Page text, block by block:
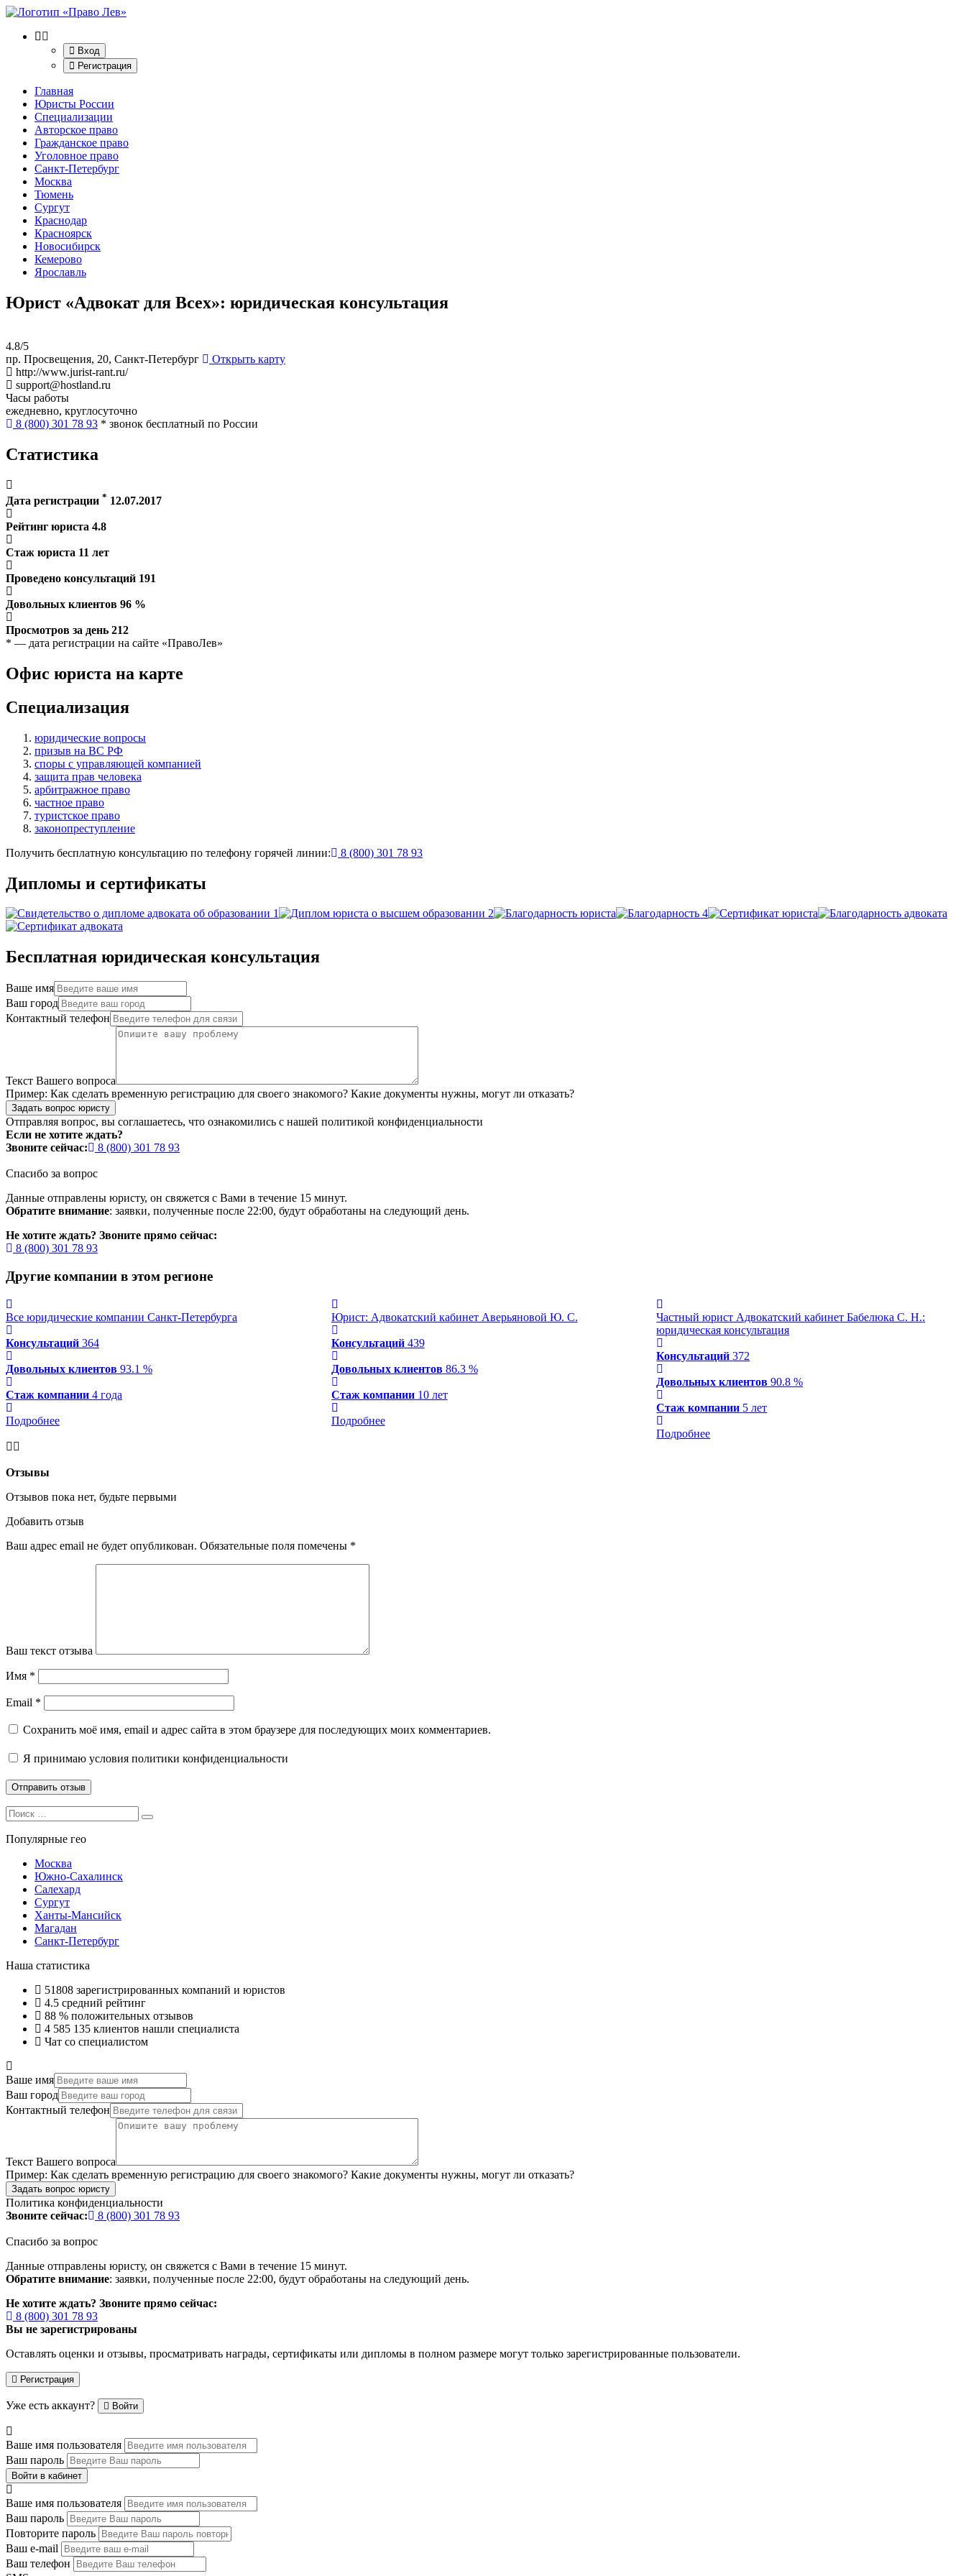
Вход
Регистрация
Главная
Юристы России
Специализации
Авторское право
Гражданское право
Уголовное право
Санкт-Петербург
Москва
Тюмень
Сургут
Краснодар
Красноярск
Новосибирск
Кемерово
Ярославль
Юрист «Адвокат для Всех»: юридическая консультация
4.8/5
пр. Просвещения, 20, Санкт-Петербург
Открыть карту
http://www.jurist-rant.ru/
support@hostland.ru
Часы работы
ежедневно, круглосуточно
8 (800) 301 78 93 * звонок бесплатный по России
Статистика
Дата регистрации * 12.07.2017
Рейтинг юриста 4.8
Стаж юриста 11 лет
Проведено консультаций 191
Довольных клиентов 96 %
Просмотров за день 212
* — дата регистрации на сайте «ПравоЛев»
Офис юриста на карте
Специализация
юридические вопросы
призыв на ВС РФ
споры с управляющей компанией
защита прав человека
арбитражное право
частное право
туристское право
законопреступление
Получить бесплатную консультацию по телефону горячей линии:
8 (800) 301 78 93
Дипломы и сертификаты
Бесплатная юридическая консультация
Ваше имя
Ваш город
Контактный телефон
Текст Вашего вопроса
Пример: Как сделать временную регистрацию для своего знакомого? Какие документы нужны, могут ли отказать?
Задать вопрос юристу
Отправляя вопрос, вы соглашаетесь, что ознакомились с нашей политикой конфиденциальности
Если не хотите ждать?
Звоните сейчас:
8 (800) 301 78 93
Спасибо за вопрос
Данные отправлены юристу, он свяжется с Вами в течение 15 минут.
Обратите внимание: заявки, полученные после 22:00, будут обработаны на следующий день.
Не хотите ждать? Звоните прямо сейчас:
8 (800) 301 78 93
Другие компании в этом регионе
Все юридические компании Санкт-Петербурга
Консультаций 364
Довольных клиентов 93.1 %
Стаж компании 4 года
Подробнее
Юрист: Адвокатский кабинет Аверьяновой Ю. С.
Консультаций 439
Довольных клиентов 86.3 %
Стаж компании 10 лет
Подробнее
Частный юрист Адвокатский кабинет Бабелюка С. Н.:
юридическая консультация
Консультаций 372
Довольных клиентов 90.8 %
Стаж компании 5 лет
Подробнее
Отзывы
Отзывов пока нет, будьте первыми
Добавить отзыв
Ваш адрес email не будет опубликован. Обязательные поля помечены *
Ваш текст отзыва
Имя *
Email *
Сохранить моё имя, email и адрес сайта в этом браузере для последующих моих комментариев.
Я принимаю условия политики конфиденциальности
Search
for:
Search
Популярные гео
Москва
Южно-Сахалинск
Салехард
Сургут
Ханты-Мансийск
Магадан
Санкт-Петербург
Наша статистика
51808 зарегистрированных компаний и юристов
4.5 средний рейтинг
88 % положительных отзывов
4 585 135 клиентов нашли специалиста
Чат со специалистом
Ваше имя
Ваш город
Контактный телефон
Текст Вашего вопроса
Пример: Как сделать временную регистрацию для своего знакомого? Какие документы нужны, могут ли отказать?
Задать вопрос юристу
Политика конфиденциальности
Звоните сейчас:
8 (800) 301 78 93
Спасибо за вопрос
Данные отправлены юристу, он свяжется с Вами в течение 15 минут.
Обратите внимание: заявки, полученные после 22:00, будут обработаны на следующий день.
Не хотите ждать? Звоните прямо сейчас:
8 (800) 301 78 93
Вы не зарегистрированы
Оставлять оценки и отзывы, просматривать награды, сертификаты или дипломы в полном размере могут только зарегистрированные пользователи.
Регистрация
Уже есть аккаунт? Войти
Ваше имя пользователя
Ваш пароль
Войти в кабинет
Ваше имя пользователя
Ваш пароль
Повторите пароль
Ваш e-mail
Ваш телефон